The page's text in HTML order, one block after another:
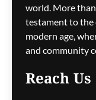
world. More
testament to the
modern age,
and community
Reach Us